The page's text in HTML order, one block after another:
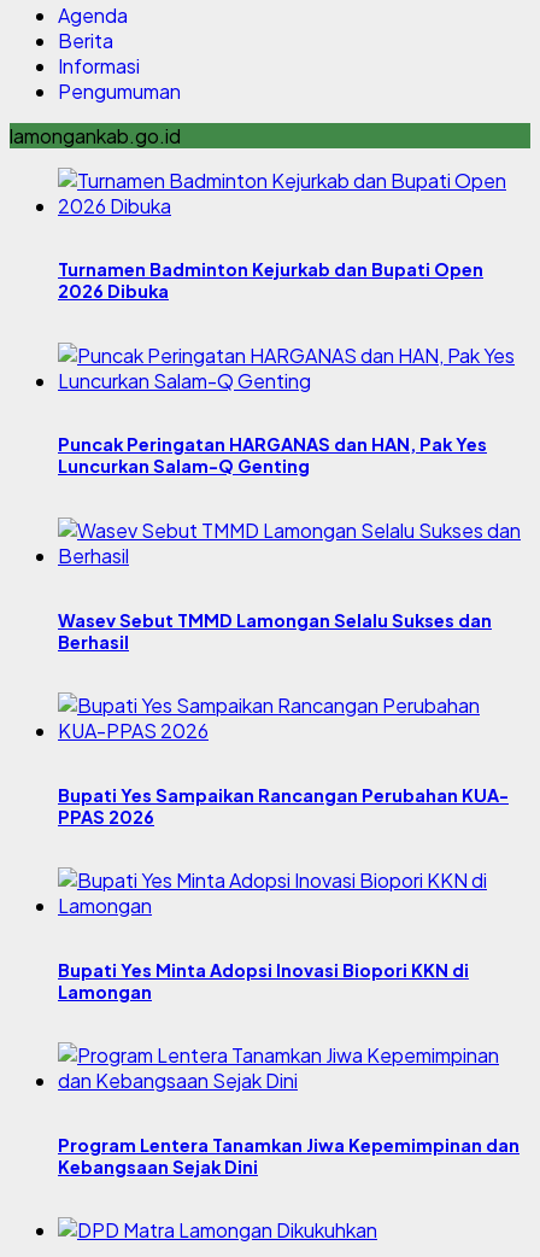
Agenda
Berita
Informasi
Pengumuman
lamongankab.go.id
Turnamen Badminton Kejurkab dan Bupati Open
2026 Dibuka
Puncak Peringatan HARGANAS dan HAN, Pak Yes
Luncurkan Salam-Q Genting
Wasev Sebut TMMD Lamongan Selalu Sukses dan
Berhasil
Bupati Yes Sampaikan Rancangan Perubahan KUA-
PPAS 2026
Bupati Yes Minta Adopsi Inovasi Biopori KKN di
Lamongan
Program Lentera Tanamkan Jiwa Kepemimpinan dan
Kebangsaan Sejak Dini